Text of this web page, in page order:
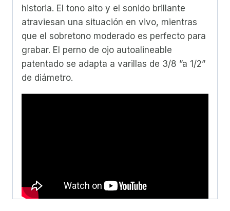
historia. El tono alto y el sonido brillante
atraviesan una situación en vivo, mientras
que el sobretono moderado es perfecto para
grabar. El perno de ojo autoalineable
patentado se adapta a varillas de 3/8 ”a 1/2”
de diámetro.